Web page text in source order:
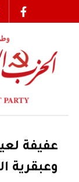
عفيفة
وعبقرية